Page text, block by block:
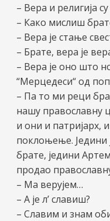
– Вера и религија
– Како мислиш
– Вера је стање
– Брате, вера је
– Вера је оно што
“Мерцедеси“ од
– Па то ми реци
нашу православну
и они и патријарх,
поклоњење. Једини
брате, једини
продао
– Ма верујем…
– А је л’ славиш?
– Славим и знам